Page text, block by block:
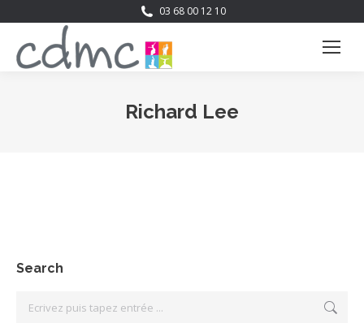
03 68 00 12 10
Richard Lee
Search